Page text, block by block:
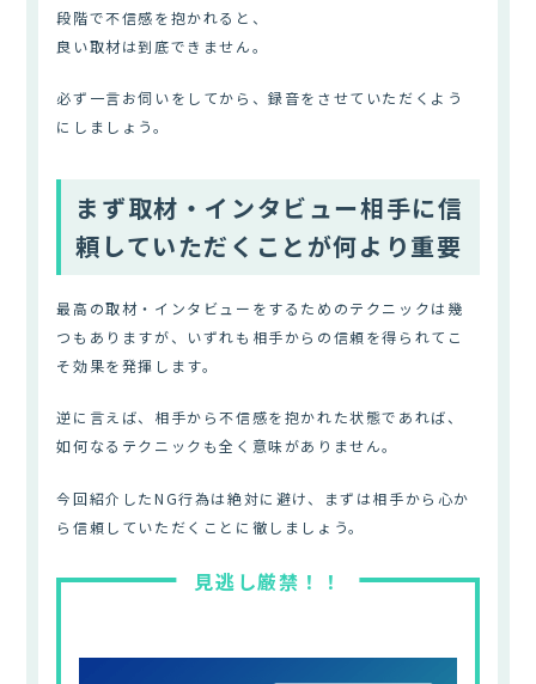
段階で不信感を抱かれると、
良い取材は到底できません。
必ず一言お伺いをしてから、録音をさせていただくよう
にしましょう。
まず取材・インタビュー相手に信
頼していただくことが何より重要
最高の取材・インタビューをするためのテクニックは幾
つもありますが、いずれも相手からの信頼を得られてこ
そ効果を発揮します。
逆に言えば、相手から不信感を抱かれた状態であれば、
如何なるテクニックも全く意味がありません。
今回紹介したNG行為は絶対に避け、まずは相手から心か
ら信頼していただくことに徹しましょう。